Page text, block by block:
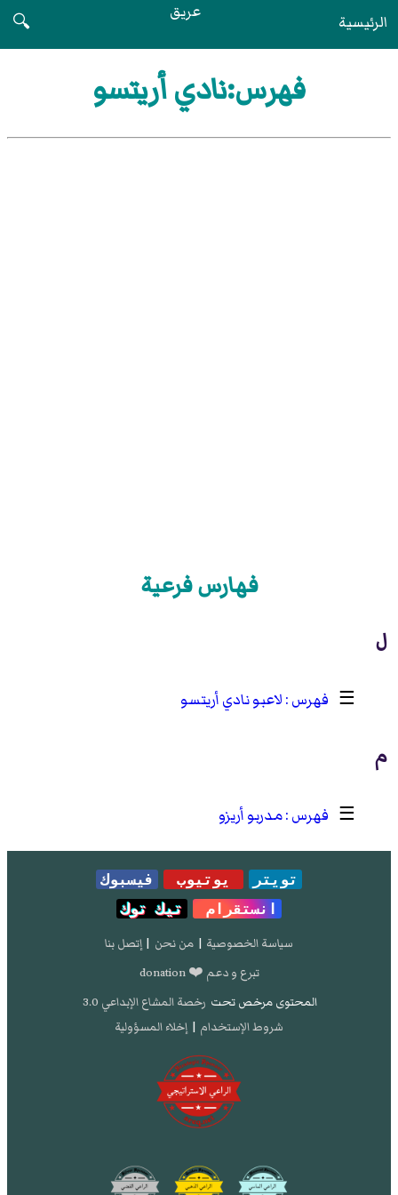
الرئيسية عريق
🔍
فهرس:نادي أريتسو
فهارس فرعية
ل
☰ لاعبو نادي أريتسو
م
☰ مدربو أريزو
تويتر يوتيوب
فيسبوك
انستقرام
تيك توك
سياسة الخصوصية | من نحن | إتصل بنا
تبرع و دعم ❤️ donation
المحتوى مرخص تحت رخصة المشاع الإبداعي 3.0
شروط الإستخدام | إخلاء المسؤولية